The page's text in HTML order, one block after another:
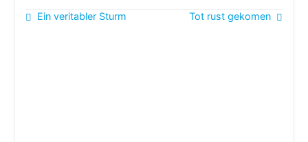
Beitragsnavigation
Ein veritabler Sturm Tot rust gekomen